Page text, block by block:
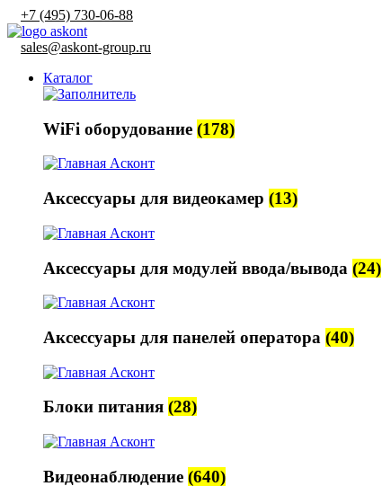
+7 (495) 730-06-88
sales@askont-group.ru
Каталог
WiFi оборудование (178)
Аксессуары для видеокамер (13)
Аксессуары для модулей ввода/вывода (24)
Аксессуары для панелей оператора (40)
Блоки питания (28)
Видеонаблюдение (640)